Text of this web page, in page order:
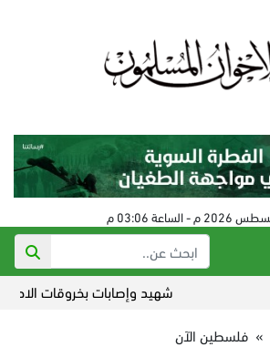
شهيد وإصابات بخروقات الاحتلال
» فلسطين الآن